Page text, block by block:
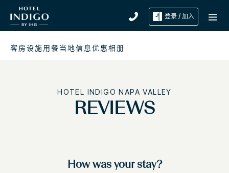
登录 / 加入
客房设施用餐当地信息优惠相册
HOTEL INDIGO NAPA VALLEY
REVIEWS
How was your stay?